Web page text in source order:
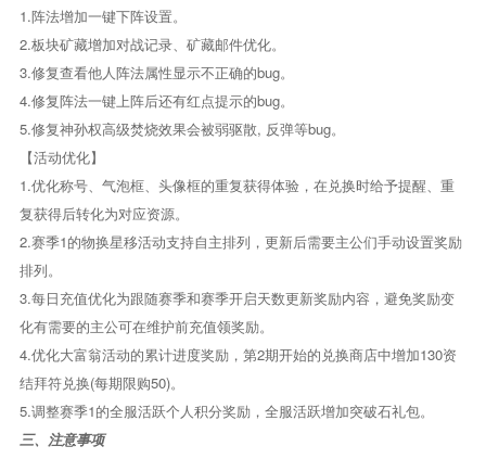
1.阵法增加一键下阵设置。
2.板块矿藏增加对战记录、矿藏邮件优化。
3.修复查看他人阵法属性显示不正确的bug。
4.修复阵法一键上阵后还有红点提示的bug。
5.修复神孙权高级焚烧效果会被弱驱散, 反弹等bug。
【活动优化】
1.优化称号、气泡框、头像框的重复获得体验，在兑换时给予提醒、重
复获得后转化为对应资源。
2.赛季1的物换星移活动支持自主排列，更新后需要主公们手动设置奖励
排列。
3.每日充值优化为跟随赛季和赛季开启天数更新奖励内容，避免奖励变
化有需要的主公可在维护前充值领奖励。
4.优化大富翁活动的累计进度奖励，第2期开始的兑换商店中增加130资
结拜符兑换(每期限购50)。
5.调整赛季1的全服活跃个人积分奖励，全服活跃增加突破石礼包。
三、注意事项